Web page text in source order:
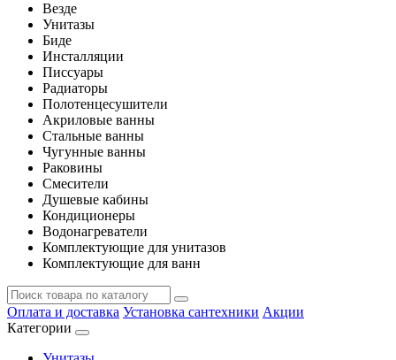
Везде
Унитазы
Биде
Инсталляции
Писсуары
Радиаторы
Полотенцесушители
Акриловые ванны
Стальные ванны
Чугунные ванны
Раковины
Смесители
Душевые кабины
Кондиционеры
Водонагреватели
Комплектующие для унитазов
Комплектующие для ванн
Оплата и доставка Установка сантехники Акции
Категории